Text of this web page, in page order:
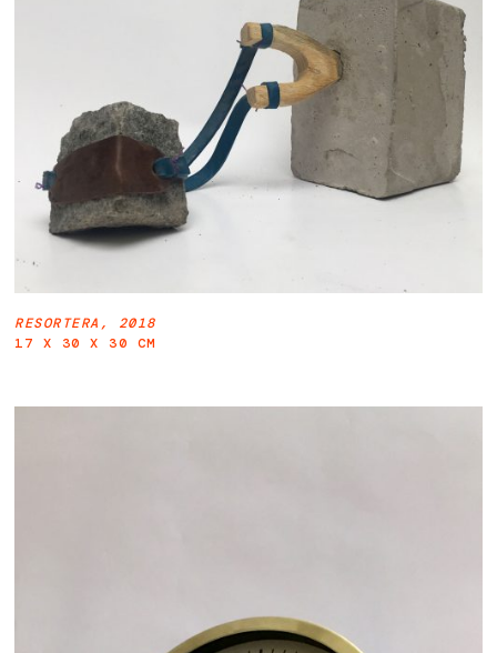
RESORTERA, 2018
17 X 30 X 30 CM